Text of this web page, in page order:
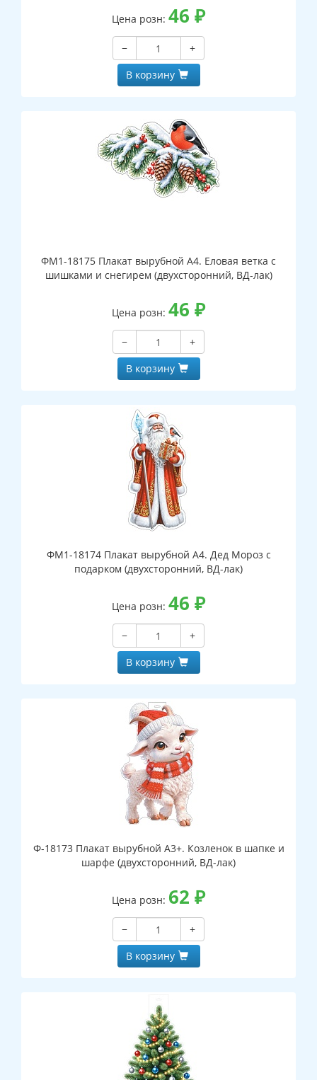
Цена розн: 46 ₽
−
+
В корзину
ФМ1-18175 Плакат вырубной А4. Еловая ветка с
шишками и снегирем (двухсторонний, ВД-лак)
Цена розн: 46 ₽
−
+
В корзину
ФМ1-18174 Плакат вырубной А4. Дед Мороз с
подарком (двухсторонний, ВД-лак)
Цена розн: 46 ₽
−
+
В корзину
Ф-18173 Плакат вырубной А3+. Козленок в шапке и
шарфе (двухсторонний, ВД-лак)
Цена розн: 62 ₽
−
+
В корзину